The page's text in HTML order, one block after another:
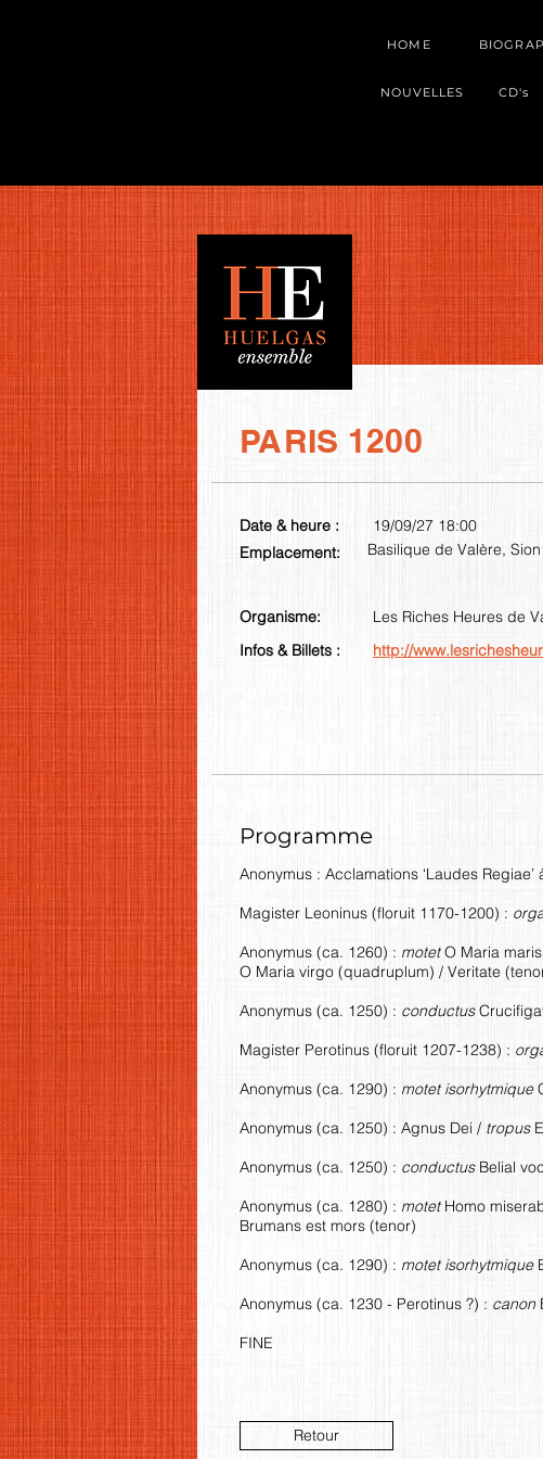
HOME
NOUVELLES CD's
PARIS 1200
Date & heure :
Emplacement:
19/09/27 18:00
Basilique de Valère, Sion
Organisme:
Infos & Billets :
Les Riches Heures de
http://
Programme
Anonymus : Acclamations ‘Laudes
Magister Leoninus (floruit 1170-1200) :
Anonymus (ca. 1260) : motetO Maria
O Maria virgo (quadruplum) / Veritate
Anonymus (ca. 1250) : conductus
Magister Perotinus (floruit 1207-1238) :
Anonymus (ca. 1290) : motet isorhytmique
Anonymus (ca. 1250) : Agnus Dei / tropus
Anonymus (ca. 1250) : conductusBelial
Anonymus (ca. 1280) : motetHomo
Brumans est mors (tenor)
Anonymus (ca. 1290) : motet isorhytmique
Anonymus (ca. 1230 - Perotinus ?) : canon
FINE
Retour